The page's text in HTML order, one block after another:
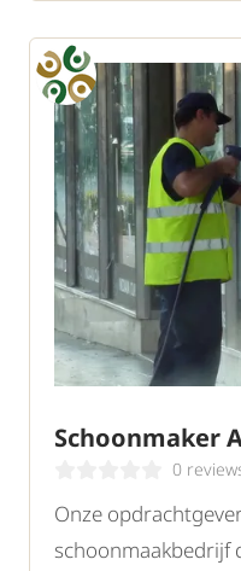
Schoonmaker
0
Onze
schoonmaakbedrijf